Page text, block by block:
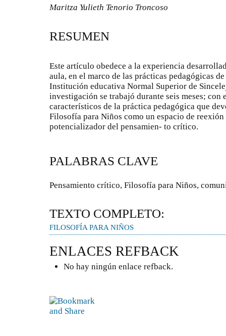
Maritza Yulieth Tenorio Troncoso
RESUMEN
Este artículo obedece a la experiencia
aula, en el marco de las prácticas pedagógicas
Institución educativa Normal Superior de
investigación se trabajó durante seis meses; con
característicos de la práctica pedagógica que
Filosofía para Niños como un espacio de
potencializador del pensamien- to crítico.
PALABRAS CLAVE
Pensamiento crítico, Filosofía para Niños,
TEXTO COMPLETO:
FILOSOFÍA PARA NIÑOS
ENLACES REFBACK
No hay ningún enlace refback.